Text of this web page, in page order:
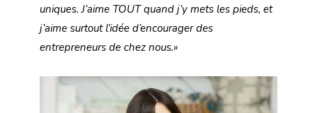
uniques. J’aime TOUT quand j’y mets les pieds, et
j’aime surtout l’idée d’encourager des
entrepreneurs de chez nous.»